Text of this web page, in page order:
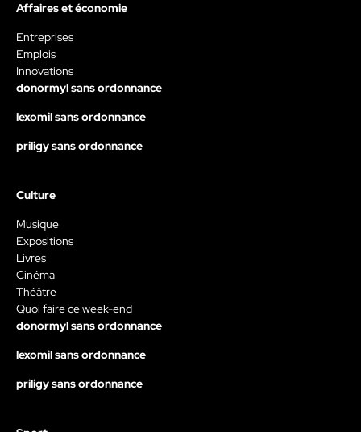
Affaires et économie
Entreprises
Emplois
Innovations
donormyl sans ordonnance
lexomil sans ordonnance
priligy sans ordonnance
Culture
Musique
Expositions
Livres
Cinéma
Théâtre
Quoi faire ce week-end
donormyl sans ordonnance
lexomil sans ordonnance
priligy sans ordonnance